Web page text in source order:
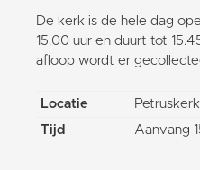
De kerk is de hele dag
15.00 uur en duurt tot
afloop wordt er
Locatie
Tijd
Aanvang